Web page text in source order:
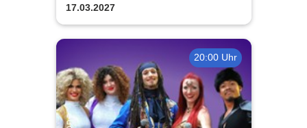
aller Zeiten
17.03.2027
20:00 Uhr